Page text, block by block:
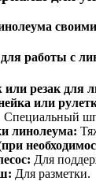
работы с
резак для
или
Специальный
линолеума:
Для
Для разметки.